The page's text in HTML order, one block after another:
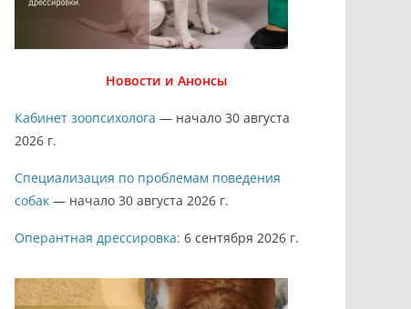
Новости и Анонсы
Кабинет зоопсихолога — начало 30 августа
2026 г.
Специализация по проблемам поведения
собак — начало 30 августа 2026 г.
Оперантная дрессировка: 6 сентября 2026 г.